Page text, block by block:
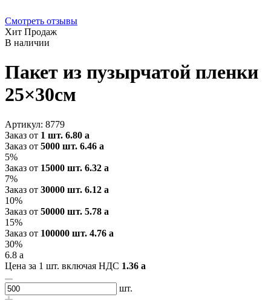
Смотреть отзывы
Хит Продаж
В наличии
Пакет из пузырчатой пленки
25×30см
Артикул: 8779
Заказ от 1 шт. 6.80 a
Заказ от 5000 шт. 6.46 a
5%
Заказ от 15000 шт. 6.32 a
7%
Заказ от 30000 шт. 6.12 a
10%
Заказ от 50000 шт. 5.78 a
15%
Заказ от 100000 шт. 4.76 a
30%
6.8 a
Цена за 1 шт. включая НДС 1.36 a
шт.